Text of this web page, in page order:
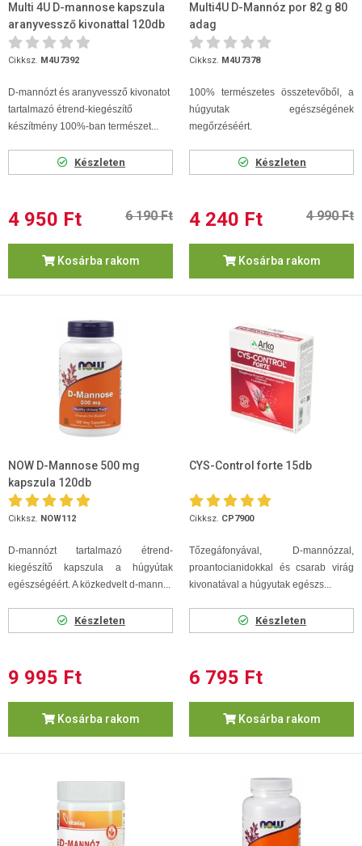
Multi 4U D-mannose kapszula
aranyvessző kivonattal 120db
Cikksz. M4U7392
D-mannózt és aranyvessző kivonatot
tartalmazó étrend-kiegészítő
készítmény 100%-ban természet...
Készleten
4 950 Ft 6 190 Ft
Kosárba rakom
Multi4U D-Mannóz por 82 g 80
adag
Cikksz. M4U7378
100% természetes összetevőből, a
húgyutak egészségének
megőrzéséért.
Készleten
4 240 Ft 4 990 Ft
Kosárba rakom
NOW D-Mannose 500 mg
kapszula 120db
Cikksz. NOW112
D-mannózt tartalmazó étrend-
kiegészítő kapszula a húgyútak
egészségéért. A közkedvelt d-mann...
Készleten
9 995 Ft
Kosárba rakom
CYS-Control forte 15db
Cikksz. CP7900
Tőzegáfonyával, D-mannózzal,
proantocianidokkal és csarab virág
kivonatával a húgyutak egészs...
Készleten
6 795 Ft
Kosárba rakom